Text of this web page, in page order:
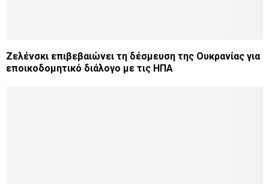
Ζελένσκι επιβεβαιώνει τη δέσμευση της Ουκρανίας για
εποικοδομητικό διάλογο με τις ΗΠΑ